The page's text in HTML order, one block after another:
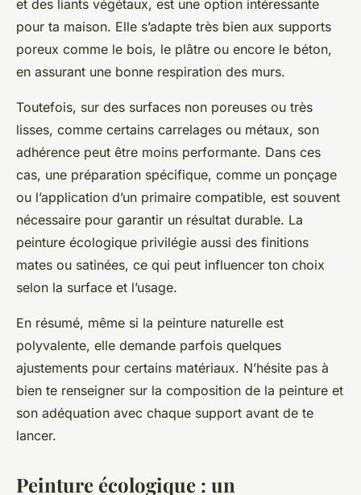
et des liants végétaux, est une option intéressante
pour ta maison. Elle s’adapte très bien aux supports
poreux comme le bois, le plâtre ou encore le béton,
en assurant une bonne respiration des murs.
Toutefois, sur des surfaces non poreuses ou très
lisses, comme certains carrelages ou métaux, son
adhérence peut être moins performante. Dans ces
cas, une préparation spécifique, comme un ponçage
ou l’application d’un primaire compatible, est souvent
nécessaire pour garantir un résultat durable. La
peinture écologique privilégie aussi des finitions
mates ou satinées, ce qui peut influencer ton choix
selon la surface et l’usage.
En résumé, même si la peinture naturelle est
polyvalente, elle demande parfois quelques
ajustements pour certains matériaux. N’hésite pas à
bien te renseigner sur la composition de la peinture et
son adéquation avec chaque support avant de te
lancer.
Peinture écologique : un